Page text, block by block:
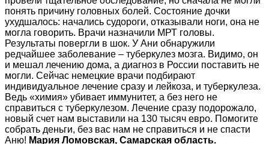
понять причину головных болей. Состояние дочки
ухудшалось: начались судороги, отказывали ноги, она не
могла говорить. Врачи назначили МРТ головы.
Результаты повергли в шок. У Ани обнаружили
редчайшее заболевание – туберкулез мозга. Видимо, он
и мешал лечению дома, а диагноз в России поставить не
могли. Сейчас немецкие врачи подбирают
индивидуальное лечение сразу и лейкоза, и туберкулеза.
Ведь «химия» убивает иммунитет, а без него не
справиться с туберкулезом. Лечение сразу подорожало,
новый счет нам выставили на 130 тысяч евро. Помогите
собрать деньги, без вас нам не справиться и не спасти
Аню! Мария Ломовская, Самарская область.